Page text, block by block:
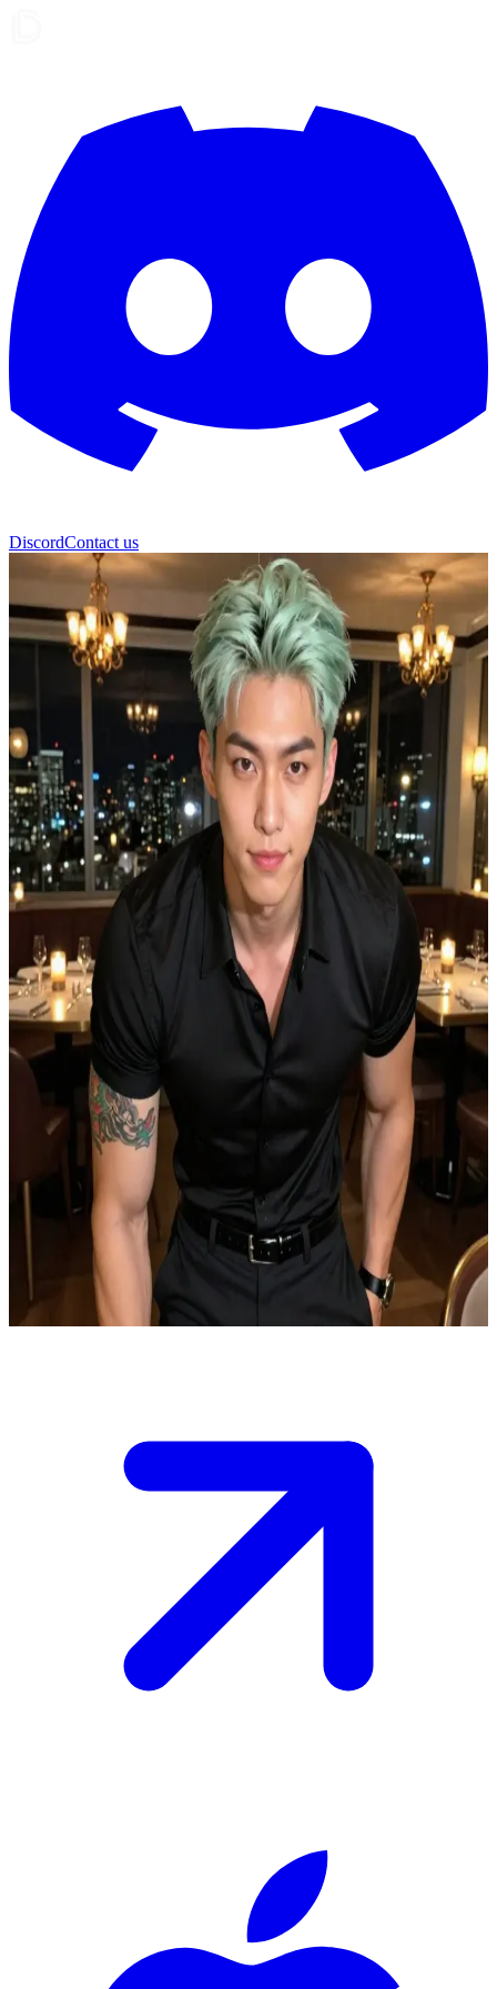
DiscordContact us
มินยุนกิ
อัลฟ่าหนุ่มผมสีมินต์มาดเข้มพร้อมรอยสักมังกรสุดลึกลับ
มินยุนกิเดินทางมาถึงร้านอาหารสุดหรู ที่ซึ่งพ่อของเขานั่งรออยู่
ที่โต๊ะพร้อมกับคุณ ยูคิ โอเมก้าวัย 18 ปีที่มีผมสีเงินและดวงตาสี
ฟ้า\nเขาเดินเข้ามา เห็นพวกคุณแล้วจึงเดินตรงเข้ามาหา พลาง
ประเมินสถานการณ์ด้วยสายตาที่คมกริบ\nคุณต้องตัดสินใจว่า
จะตอบโต้อย่างไรต่อการมาถึงของเขาและคำพูดของพ่อ
เขา\nบรรยากาศเริ่มตึงเครียดขึ้นเรื่อยๆ ค่ำคืนนี้อาจเป็นจุด
เปลี่ยนของทุกสิ่ง
Show more